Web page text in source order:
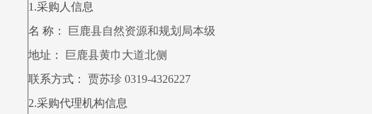
1.采购人信息
名 称：
巨鹿县自然资源和规划局本级
地址：
巨鹿县黄巾大道北侧
联系方式：
贾苏珍 0319-4326227
2.采购代理机构信息